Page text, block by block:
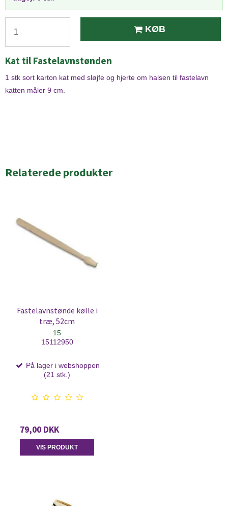
KØB
Kat til Fastelavnstønden
1 stk sort karton kat med sløjfe og hjerte om halsen til fastelavn
katten måler 9 cm.
Relaterede produkter
Fastelavnstønde kølle i
træ, 52cm
15
15112950
På lager i webshoppen
(21 stk.)
79,00 DKK
VIS PRODUKT